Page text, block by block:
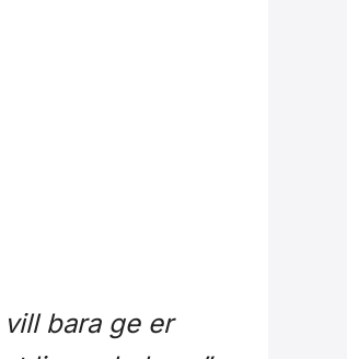
bara ge er